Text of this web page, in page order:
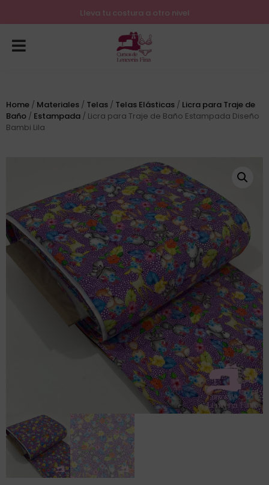
Lleva tu costura a otro nivel
Home / Materiales / Telas / Telas Elásticas / Licra para Traje de
Baño / Estampada / Licra para Traje de Baño Estampada Diseño
Bambi Lila